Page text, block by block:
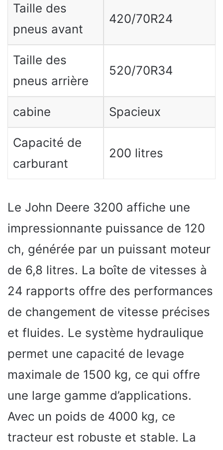
Taille des
pneus avant
420/70R24
Taille des
pneus arrière
520/70R34
cabine Spacieux
Capacité de
carburant
200 litres
Le John Deere 3200 affiche une
impressionnante puissance de 120
ch, générée par un puissant moteur
de 6,8 litres. La boîte de vitesses à
24 rapports offre des performances
de changement de vitesse précises
et fluides. Le système hydraulique
permet une capacité de levage
maximale de 1500 kg, ce qui offre
une large gamme d’applications.
Avec un poids de 4000 kg, ce
tracteur est robuste et stable. La